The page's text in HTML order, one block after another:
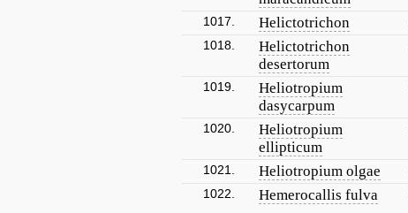
1017. Helictotrichon
1018.
Helictotrichon
desertorum
1019.
Heliotropium
dasycarpum
1020.
Heliotropium
ellipticum
1021. Heliotropium olgae
1022.
Hemerocallis fulva